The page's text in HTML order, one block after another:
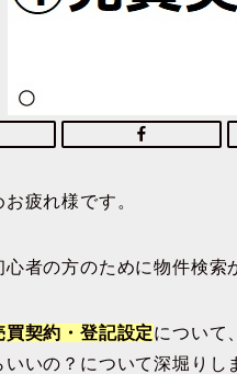
疲れ様です。
者の方のために物件検索
契約・登記設定について
いの？について深堀りし